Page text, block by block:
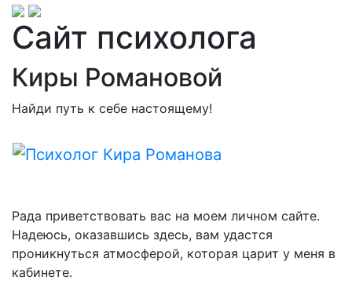
Сайт психолога
Киры Романовой
Найди путь к себе настоящему!
Рада приветствовать вас на моем личном сайте.
Надеюсь, оказавшись здесь, вам удастся
проникнуться атмосферой, которая царит у меня в
кабинете.